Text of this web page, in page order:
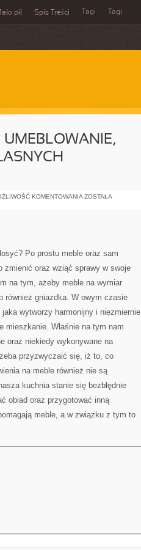
pił Spis Treści Tagi Tagi
UMEBLOWANIE,
KOMENTOWANIA KUCHNIA
AMATORÓW
ZOSTAŁA
Po prostu meble oraz sam
zmienić oraz wziąć sprawy w swoje
na tym, ażeby meble na wymiar
również gniazdka. W owym czasie
wytworzy harmonijny i niezmiernie
mieszkanie. Właśnie na tym nam
oraz niekiedy wykonywane na
przyzwyczaić się, iż to, co
na meble również nie są
kuchnia stanie się bezbłędnie
obiad oraz przygotować inną
meble, a w związku z tym to